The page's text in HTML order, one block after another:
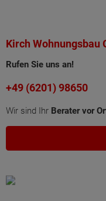
Kirch Wohnungsbau
Rufen Sie uns an!
+49 (6201) 98650
Wir sind Ihr Berater vor